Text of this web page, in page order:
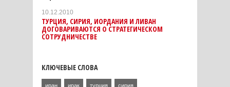
10.12.2010
ТУРЦИЯ, СИРИЯ, ИОРДАНИЯ И ЛИВАН
ДОГОВАРИВАЮТСЯ О СТРАТЕГИЧЕСКОМ
СОТРУДНИЧЕСТВЕ
КЛЮЧЕВЫЕ СЛОВА
иран ирак турция сирия